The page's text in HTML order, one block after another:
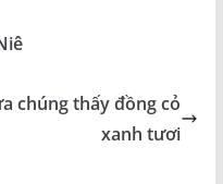
chúng thấy đồng cỏ
xanh tươi